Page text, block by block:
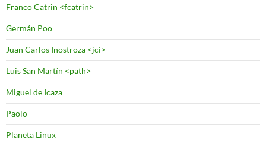
Franco Catrin <fcatrin>
Germán Poo
Juan Carlos Inostroza <jci>
Luis San Martín <path>
Miguel de Icaza
Paolo
Planeta Linux